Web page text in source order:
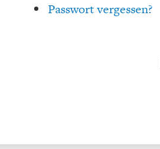
Passwort vergessen?